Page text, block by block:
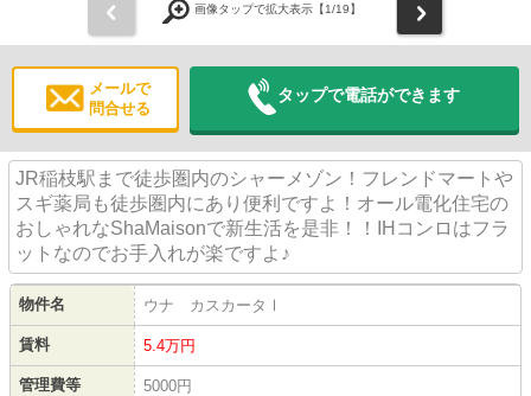
画像タップで拡大表示【1/19】
メールで
問合せる
タップで電話ができます
JR稲枝駅まで徒歩圏内のシャーメゾン！フレンドマートや
スギ薬局も徒歩圏内にあり便利ですよ！オール電化住宅の
おしゃれなShaMaisonで新生活を是非！！IHコンロはフラ
ットなのでお手入れが楽ですよ♪
物件名 ウナ カスカータⅠ
賃料 5.4万円
管理費等 5000円